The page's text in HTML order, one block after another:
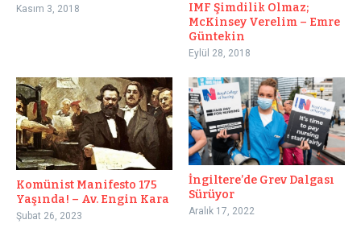
Kasım 3, 2018
IMF Şimdilik Olmaz;
McKinsey Verelim – Emre
Güntekin
Eylül 28, 2018
Komünist Manifesto 175
Yaşında! – Av. Engin Kara
Şubat 26, 2023
İngiltere’de Grev Dalgası
Sürüyor
Aralık 17, 2022